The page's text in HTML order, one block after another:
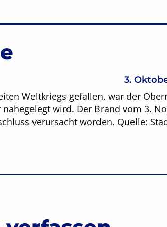
3.
Weltkriegs gefallen, war der
wird. Der Brand vom 3.
verursacht worden. Quelle: